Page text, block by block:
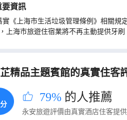
資訊
實《上海市生活垃圾管理條例》相關規
上海市旅遊住宿業將不再主動提供牙
精品主題賓館的真實住客
79% 的人推薦
永安旅遊評價由真實酒店住客提